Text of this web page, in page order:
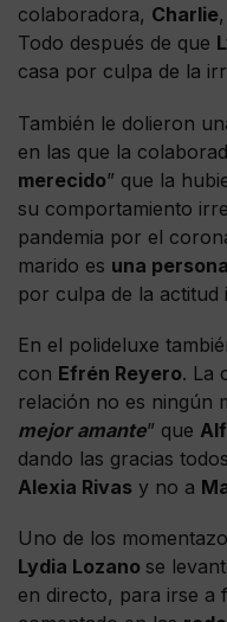
colaboradora, Charlie
Todo después de que
casa por culpa de la
También le dolieron
en las que la
merecido” que la
su comportamiento
pandemia por el
marido es una
por culpa de la actitud
En el polideluxe
con Efrén Reyero. La
relación no es ningún
mejor amante” que
dando las gracias
Alexia Rivas y no a
Uno de los
Lydia Lozano se
en directo, para irse a